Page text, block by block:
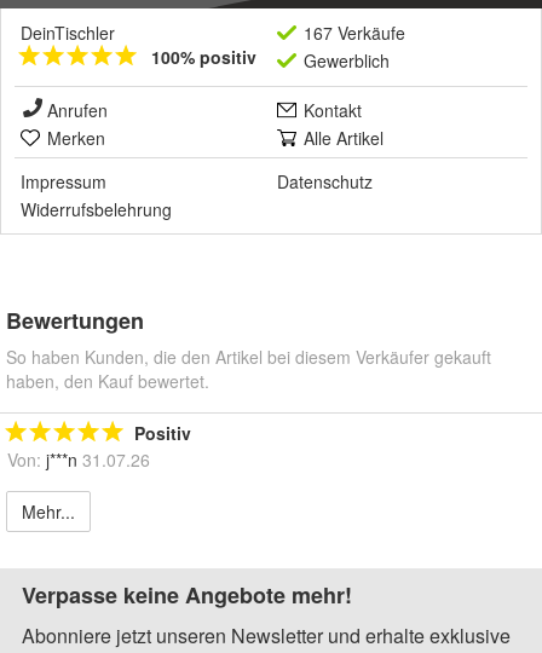
DeinTischler
100% positiv
167 Verkäufe
Gewerblich
Anrufen
Kontakt
Merken
Alle Artikel
Impressum
Datenschutz
Widerrufsbelehrung
Bewertungen
So haben Kunden, die den Artikel bei diesem Verkäufer gekauft
haben, den Kauf bewertet.
Positiv
Von: j***n 31.07.26
Mehr...
Verpasse keine Angebote mehr!
Abonniere jetzt unseren Newsletter und erhalte exklusive